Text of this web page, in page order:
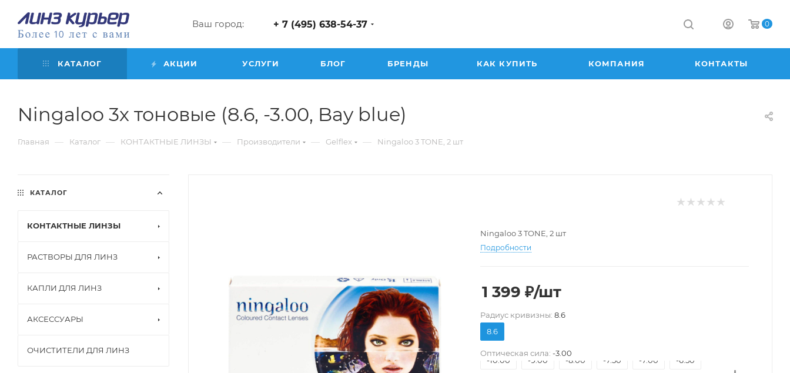
Ваш город: + 7 (495) 638-54-37 0
КАТАЛОГ АКЦИИ УСЛУГИ БЛОГ БРЕНДЫ КАК КУПИТЬ КОМПАНИЯ КОНТАКТЫ
Ningaloo 3х тоновые (8.6, -3.00, Bay blue)
Главная — Каталог — КОНТАКТНЫЕ ЛИНЗЫ — Производители — Gelflex — Ningaloo 3 TONE, 2 шт
Ningaloo 3 TONE, 2 шт
Подробности
1 399 ₽/шт
Pадиус кривизны: 8.6
8.6
Оптическая сила: -3.00
-10.00 -9.00 -8.00 -7.50 -7.00 -6.50
КАТАЛОГ
КОНТАКТНЫЕ ЛИНЗЫ
РАСТВОРЫ ДЛЯ ЛИНЗ
КАПЛИ ДЛЯ ЛИНЗ
АКСЕССУАРЫ
ОЧИСТИТЕЛИ ДЛЯ ЛИНЗ